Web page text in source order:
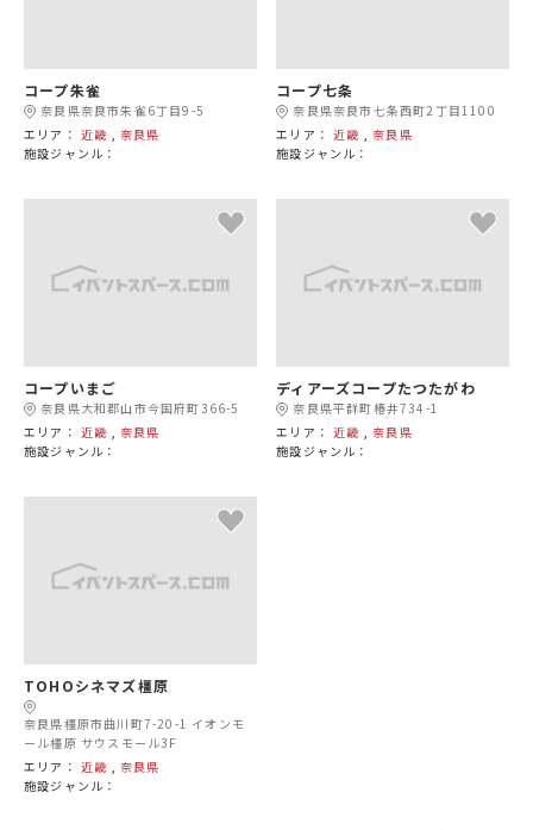
コープ朱雀
奈良県奈良市朱雀6丁目9-5
エリア： 近畿
奈良県
施設ジャンル：
コープ七条
奈良県奈良市七条西町2丁目1100
エリア：近畿
奈良県
施設ジャンル：
コープいまご
奈良県大和郡山市今国府町366-5
エリア： 近畿
奈良県
施設ジャンル：
ディアーズコープたつたがわ
奈良県平群町椿井734-1
エリア：近畿
奈良県
施設ジャンル：
TOHOシネマズ橿原
奈良県橿原市曲川町7-20-1 イオンモ
ール橿原 サウスモール3F
エリア： 近畿
奈良県
施設ジャンル：